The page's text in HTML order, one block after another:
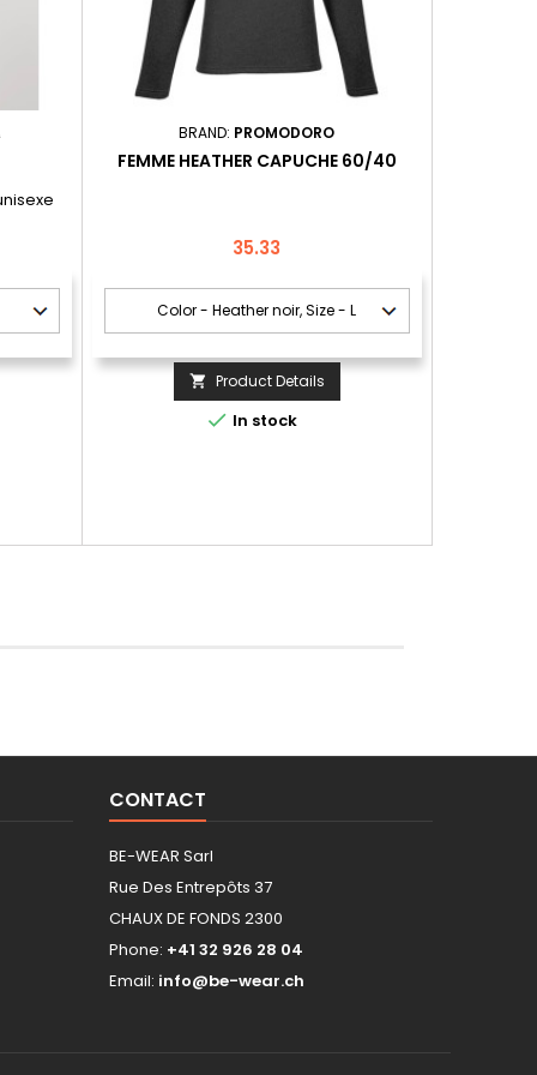
BRAND: PROMODORO
FEMME HEATHER CAPUCHE 60/40
Price
35.33
 Product Details
 In stock
CONTACT
BE-WEAR Sarl
Rue Des Entrepôts 37
CHAUX DE FONDS 2300
Phone: +41 32 926 28 04
Email: info@be-wear.ch